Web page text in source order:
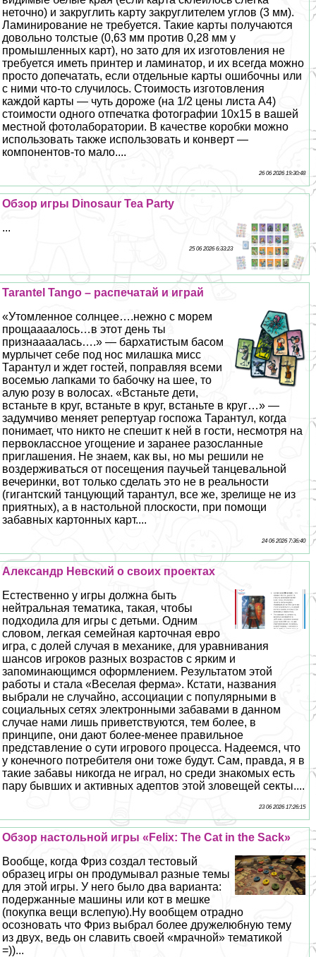
неточно) и закруглить карту закруглителем углов (3 мм).
Ламинирование не требуется. Такие карты получаются
довольно толстые (0,63 мм против 0,28 мм у
промышленных карт), но зато для их изготовления не
требуется иметь принтер и ламинатор, и их всегда можно
просто допечатать, если отдельные карты ошибочны или
с ними что-то случилось. Стоимость изготовления
каждой карты — чуть дороже (на 1/2 цены листа А4)
стоимости одного отпечатка фотографии 10х15 в вашей
местной фотолаборатории. В качестве коробки можно
использовать также использовать и конверт —
компонентов-то мало....
26 06 2026 19:30:48
Обзор игры Dinosaur Tea Party
...
25 06 2026 6:33:23
Tarantel Tango – распечатай и играй
«Утомленное солнцее….нежно с морем
прощаааалось…в этот день ты
признаааалась….» — бархатистым басом
мурлычет себе под нос милашка мисс
Тарантул и ждет гостей, поправляя всеми
восемью лапками то бабочку на шее, то
алую розу в волосах. «Встаньте дети,
встаньте в круг, встаньте в круг, встаньте в круг…» —
задумчиво меняет репертуар госпожа Тарантул, когда
понимает, что никто не спешит к ней в гости, несмотря на
первоклассное угощение и заранее разосланные
приглашения. Не знаем, как вы, но мы решили не
воздерживаться от посещения паучьей танцевальной
вечеринки, вот только сделать это не в реальности
(гигантский танцующий тарантул, все же, зрелище не из
приятных), а в настольной плоскости, при помощи
забавных картонных карт....
24 06 2026 7:36:40
Александр Невский о своих проектах
Естественно у игры должна быть
нейтральная тематика, такая, чтобы
подходила для игры с детьми. Одним
словом, легкая семейная карточная евро
игра, с долей случая в механике, для уравнивания
шансов игроков разных возрастов с ярким и
запоминающимся оформлением. Результатом этой
работы и стала «Веселая ферма». Кстати, названия
выбрали не случайно, ассоциации с популярными в
социальных сетях электронными забавами в данном
случае нами лишь приветствуются, тем более, в
принципе, они дают более-менее правильное
представление о сути игрового процесса. Надеемся, что
у конечного потребителя они тоже будут. Сам, правда, я в
такие забавы никогда не играл, но среди знакомых есть
пару бывших и активных адептов этой зловещей секты....
23 06 2026 17:26:15
Обзор настольной игры «Felix: The Cat in the Sack»
Вообще, когда Фриз создал тестовый
образец игры он продумывал разные темы
для этой игры. У него было два варианта:
подержанные машины или кот в мешке
(покупка вещи вслепую).Ну вообщем отрадно
осозновать что Фриз выбрал более дружелюбную тему
из двух, ведь он славить своей «мрачной» тематикой
=))...